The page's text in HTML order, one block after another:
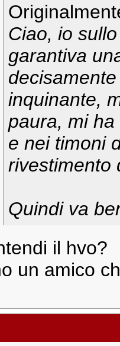
Ciao, io
garantiva
inquinante,
paura, mi
e nei timoni
rivestimento
Quindi va
il hvo?
un amico